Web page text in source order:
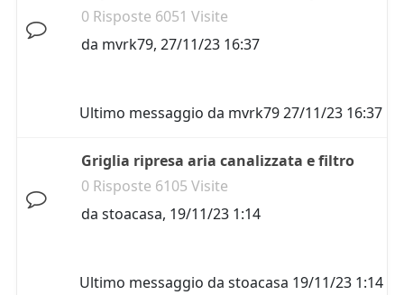
0 Risposte 6051 Visite
da mvrk79, 27/11/23 16:37
Ultimo messaggio da mvrk7927/11/23 16:37
Griglia ripresa aria canalizzata e filtro
0 Risposte 6105 Visite
da stoacasa, 19/11/23 1:14
Ultimo messaggio da stoacasa 19/11/23 1:14